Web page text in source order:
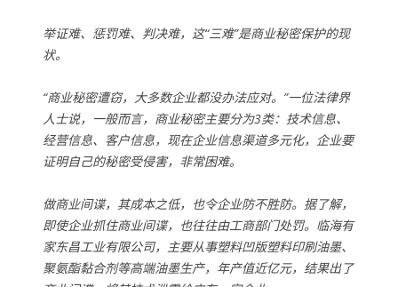
举证难、惩罚难、判决难，这“三难”是商业秘密保护的现
状。
“商业秘密遭窃，大多数企业都没办法应对。”一位法律界
人士说，一般而言，商业秘密主要分为3类：技术信息、
经营信息、客户信息，现在企业信息渠道多元化，企业要
证明自己的秘密受侵害，非常困难。
做商业间谍，其成本之低，也令企业防不胜防。据了解，
即使企业抓住商业间谍，也往往由工商部门处罚。临海有
家东昌工业有限公司，主要从事塑料凹版塑料印刷油墨、
聚氨酯黏合剂等高端油墨生产，年产值近亿元，结果出了